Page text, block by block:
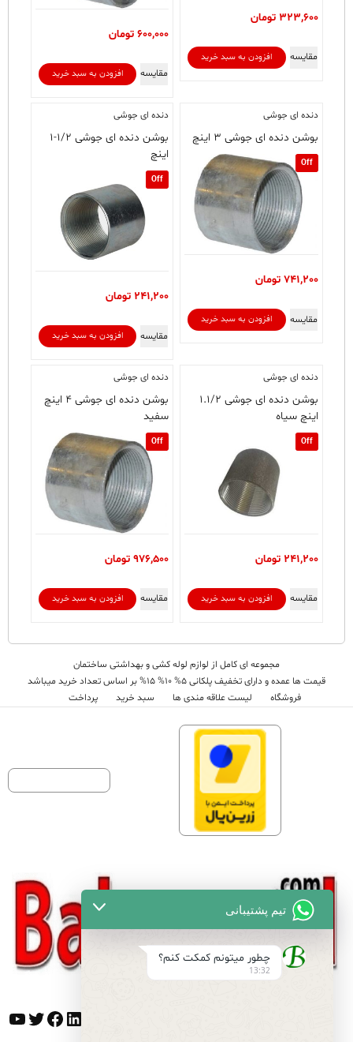
323,600 تومان
افزودن به سبد خرید مقایسه
600,000 تومان
افزودن به سبد خرید مقایسه
دنده ای جوشی
بوشن دنده ای جوشی ۳ اینچ
Off
741,200 تومان
افزودن به سبد خرید مقایسه
دنده ای جوشی
بوشن دنده ای جوشی ۱/۲-۱
اینچ
Off
241,200 تومان
افزودن به سبد خرید مقایسه
دنده ای جوشی
بوشن دنده ای جوشی ۱.۱/۲
اینچ سیاه
Off
241,200 تومان
افزودن به سبد خرید مقایسه
دنده ای جوشی
بوشن دنده ای جوشی ۴ اینچ
سفید
Off
976,500 تومان
افزودن به سبد خرید مقایسه
مجموعه ای کامل از لوازم لوله کشی و بهداشتی ساختمان
قیمت ها عمده و دارای تخفیف پلکانی 5% 10% 15% بر اساس تعداد خرید میباشد
فروشگاه
لیست علاقه مندی ها سبد خرید پرداخت
اینستاگرم
پینترست
لینکداین
توییتر
تیم پشتیبانی
چطور میتونم کمکت کنم؟
13:32